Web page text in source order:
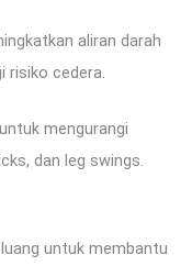
aliran darah
risiko cedera.
mengurangi
dan leg swings.
untuk membantu